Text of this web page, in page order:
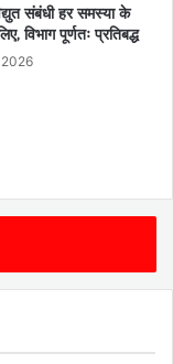
संबंधी हर समस्या के
विभाग पूर्णतः प्रतिबद्ध